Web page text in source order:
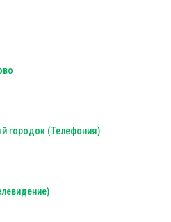
городок (Телефония)